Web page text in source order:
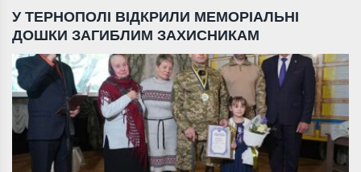
У ТЕРНОПОЛІ ВІДКРИЛИ МЕМОРІАЛЬНІ
ДОШКИ ЗАГИБЛИМ ЗАХИСНИКАМ